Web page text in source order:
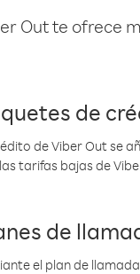
Out te ofrece
de
de Viber Out se
tarifas bajas de
de
el plan de